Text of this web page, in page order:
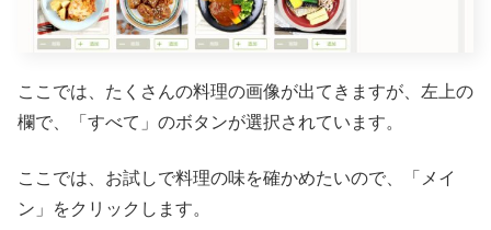
ここでは、たくさんの料理の画像が出てきますが、左上の
欄で、「すべて」のボタンが選択されています。
ここでは、お試しで料理の味を確かめたいので、「メイ
ン」をクリックします。